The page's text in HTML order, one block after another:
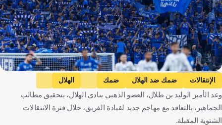
Getty Images
الإنتقالات ضمك ضد الهلال ضمك
الهلال
دوري روشن السعودي
المملكة العربية السعودية كرة قدم
وعد الأمير الوليد بن طلال، العضو الذهبي بنادي الهلال، بتحقيق مطالب
الجماهير، بالتعاقد مع مهاجم جديد لقيادة الفريق، خلال فترة الانتقالات
الشتوية المقبلة.